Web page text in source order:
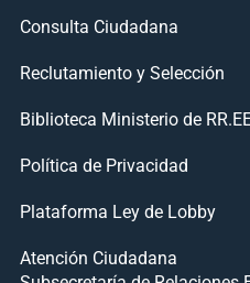
Consulta Ciudadana
Reclutamiento y Selección
Biblioteca Ministerio de
Política de Privacidad
Plataforma Ley de Lobby
Atención Ciudadana